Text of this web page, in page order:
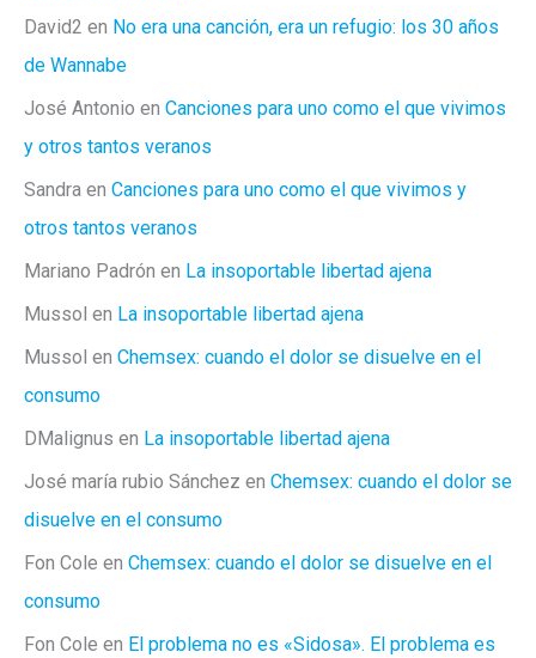
David2 en No era una canción, era un refugio: los 30 años
de Wannabe
José Antonio en Canciones para uno como el que vivimos
y otros tantos veranos
Sandra en Canciones para uno como el que vivimos y
otros tantos veranos
Mariano Padrón en La insoportable libertad ajena
Mussol en La insoportable libertad ajena
Mussol en Chemsex: cuando el dolor se disuelve en el
consumo
DMalignus en La insoportable libertad ajena
José maría rubio Sánchez en Chemsex: cuando el dolor se
disuelve en el consumo
Fon Cole en Chemsex: cuando el dolor se disuelve en el
consumo
Fon Cole en El problema no es «Sidosa». El problema es